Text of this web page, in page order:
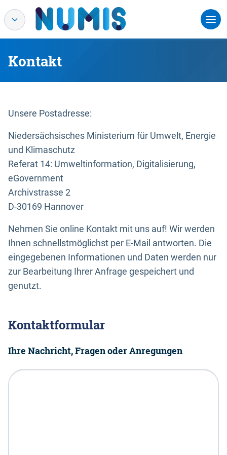
Kontakt
Unsere Postadresse:
Niedersächsisches Ministerium für Umwelt, Energie
und Klimaschutz
Referat 14: Umweltinformation, Digitalisierung,
eGovernment
Archivstrasse 2
D-30169 Hannover
Nehmen Sie online Kontakt mit uns auf! Wir werden
Ihnen schnellstmöglichst per E-Mail antworten. Die
eingegebenen Informationen und Daten werden nur
zur Bearbeitung Ihrer Anfrage gespeichert und
genutzt.
Kontaktformular
Ihre Nachricht, Fragen oder Anregungen